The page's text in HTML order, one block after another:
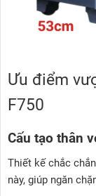
Ưu điểm
F750
Cấu tạo thân
Thiết kế chắc
này, giúp ngăn